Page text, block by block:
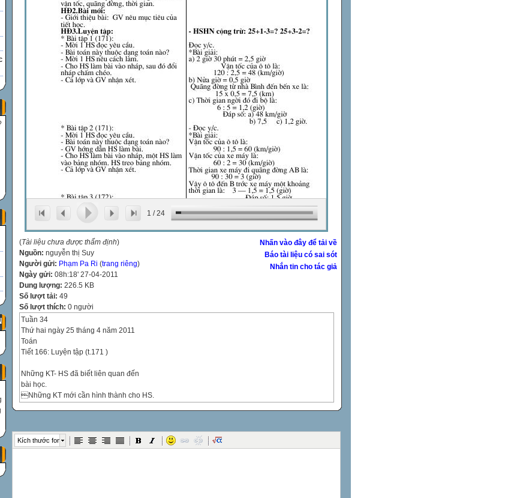
1 /24
Nhấn vào đây để tải về
Báo tài liệu có sai sót
Nhắn tin cho tác giả
(Tài liệu chưa được thẩm định)
Nguồn: nguyễn thị Suy
Người gửi: Phạm Pa Ri (trang riêng)
Ngày gửi: 08h:18' 27-04-2011
Dung lượng: 226.5 KB
Số lượt tải: 49
Số lượt thích: 0 người
Tuần 34
Thứ hai ngày 25 tháng 4 năm 2011
Toán
Tiết 166: Luyện tập (t.171 )
Những KT- HS đã biết liên quan đến
bài học.
Những KT mới cần hình thành cho HS.
chuyển động đều.

Kích thước font